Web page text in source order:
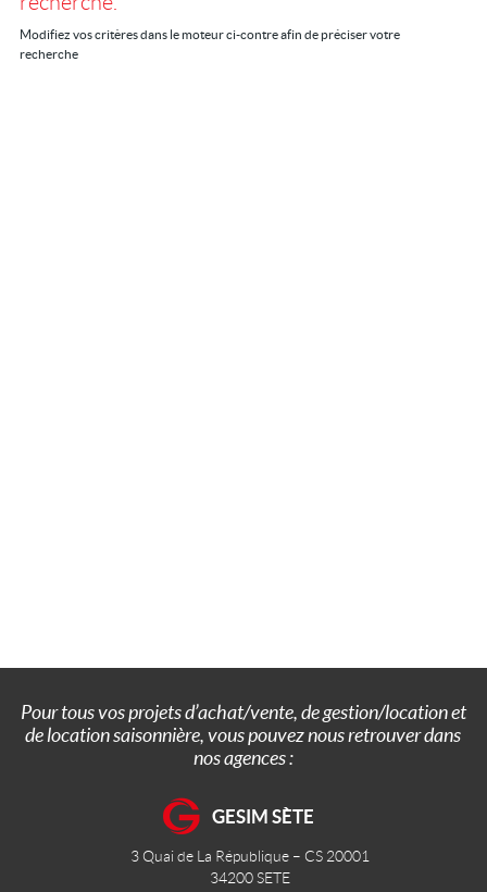
Location saisonnière
Modifiez vos critères dans le moteur ci-contre afin de préciser votre
recherche
Pour tous vos projets d’achat/vente, de gestion/location et
de location saisonnière, vous pouvez nous retrouver dans
nos agences :
GESIM SÈTE
3 Quai de La République – CS 20001
34200SETE